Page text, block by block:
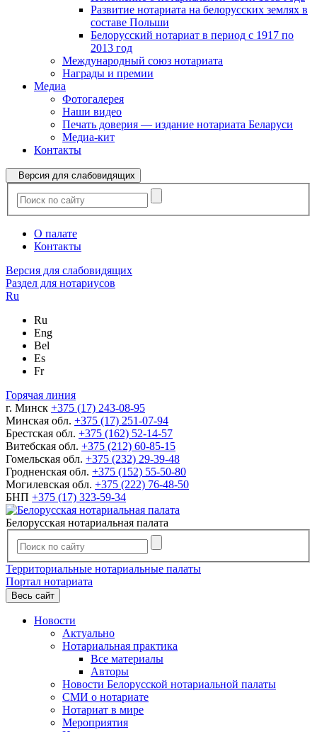
Развитие нотариата на белорусских землях в
составе Польши
Белорусский нотариат в период с 1917 по
2013 год
Международный союз нотариата
Награды и премии
Медиа
Фотогалерея
Наши видео
Печать доверия — издание нотариата Беларуси
Медиа-кит
Контакты
Версия для слабовидящих
О палате
Контакты
Версия для слабовидящих
Раздел для нотариусов
Ru
Ru
Eng
Bel
Es
Fr
Горячая линия
г. Минск +375 (17) 243-08-95
Минская обл. +375 (17) 251-07-94
Брестская обл. +375 (162) 52-14-57
Витебская обл. +375 (212) 60-85-15
Гомельская обл. +375 (232) 29-39-48
Гродненская обл. +375 (152) 55-50-80
Могилевская обл. +375 (222) 76-48-50
БНП +375 (17) 323-59-34
Белорусская нотариальная палата
Территориальные нотариальные палаты
Портал нотариата
Весь сайт
Новости
Актуально
Нотариальная практика
Все материалы
Авторы
Новости Белорусской нотариальной палаты
СМИ о нотариате
Нотариат в мире
Мероприятия